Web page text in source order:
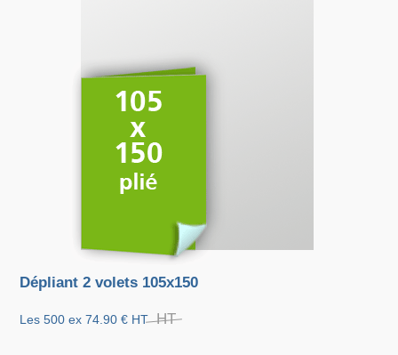
Dépliant 2 volets 105x150
Les 500 ex 74.90 € HT HT